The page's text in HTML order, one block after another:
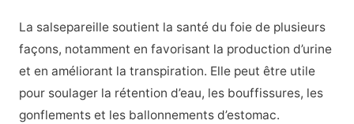
La salsepareille soutient la santé du foie de plusieurs
façons, notamment en favorisant la production d’urine
et en améliorant la transpiration. Elle peut être utile
pour soulager la rétention d’eau, les bouffissures, les
gonflements et les ballonnements d’estomac.